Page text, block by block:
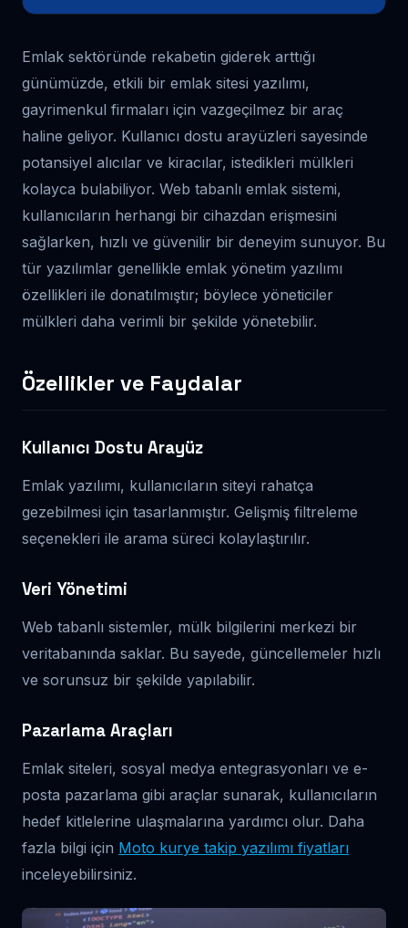
Emlak sektöründe rekabetin giderek arttığı
günümüzde, etkili bir emlak sitesi yazılımı,
gayrimenkul firmaları için vazgeçilmez bir araç
haline geliyor. Kullanıcı dostu arayüzleri sayesinde
potansiyel alıcılar ve kiracılar, istedikleri mülkleri
kolayca bulabiliyor. Web tabanlı emlak sistemi,
kullanıcıların herhangi bir cihazdan erişmesini
sağlarken, hızlı ve güvenilir bir deneyim sunuyor. Bu
tür yazılımlar genellikle emlak yönetim yazılımı
özellikleri ile donatılmıştır; böylece yöneticiler
mülkleri daha verimli bir şekilde yönetebilir.
Özellikler ve Faydalar
Kullanıcı Dostu Arayüz
Emlak yazılımı, kullanıcıların siteyi rahatça
gezebilmesi için tasarlanmıştır. Gelişmiş filtreleme
seçenekleri ile arama süreci kolaylaştırılır.
Veri Yönetimi
Web tabanlı sistemler, mülk bilgilerini merkezi bir
veritabanında saklar. Bu sayede, güncellemeler hızlı
ve sorunsuz bir şekilde yapılabilir.
Pazarlama Araçları
Emlak siteleri, sosyal medya entegrasyonları ve e-
posta pazarlama gibi araçlar sunarak, kullanıcıların
hedef kitlelerine ulaşmalarına yardımcı olur. Daha
fazla bilgi için Moto kurye takip yazılımı fiyatları
inceleyebilirsiniz.